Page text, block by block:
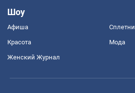
Шоу
Афиша Сплетни
Красота Мода
Женский Журнал